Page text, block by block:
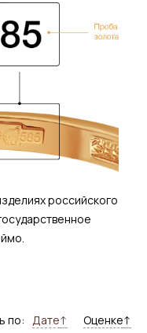
российского
по: Дате↑ Оценке↑